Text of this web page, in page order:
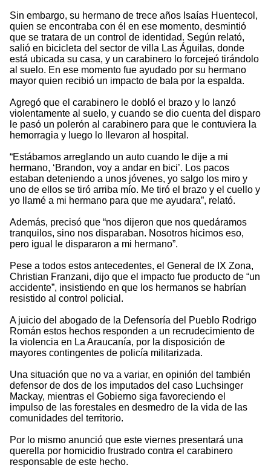
Sin embargo, su hermano de trece años Isaías Huentecol,
quien se encontraba con él en ese momento, desmintió
que se tratara de un control de identidad. Según relató,
salió en bicicleta del sector de villa Las Águilas, donde
está ubicada su casa, y un carabinero lo forcejeó tirándolo
al suelo. En ese momento fue ayudado por su hermano
mayor quien recibió un impacto de bala por la espalda.
Agregó que el carabinero le dobló el brazo y lo lanzó
violentamente al suelo, y cuando se dio cuenta del disparo
le pasó un polerón al carabinero para que le contuviera la
hemorragia y luego lo llevaron al hospital.
“Estábamos arreglando un auto cuando le dije a mi
hermano, ‘Brandon, voy a andar en bici’. Los pacos
estaban deteniendo a unos jóvenes, yo salgo los miro y
uno de ellos se tiró arriba mío. Me tiró el brazo y el cuello y
yo llamé a mi hermano para que me ayudara”, relató.
Además, precisó que “nos dijeron que nos quedáramos
tranquilos, sino nos disparaban. Nosotros hicimos eso,
pero igual le dispararon a mi hermano”.
Pese a todos estos antecedentes, el General de IX Zona,
Christian Franzani, dijo que el impacto fue producto de “un
accidente”, insistiendo en que los hermanos se habrían
resistido al control policial.
A juicio del abogado de la Defensoría del Pueblo Rodrigo
Román estos hechos responden a un recrudecimiento de
la violencia en La Araucanía, por la disposición de
mayores contingentes de policía militarizada.
Una situación que no va a variar, en opinión del también
defensor de dos de los imputados del caso Luchsinger
Mackay, mientras el Gobierno siga favoreciendo el
impulso de las forestales en desmedro de la vida de las
comunidades del territorio.
Por lo mismo anunció que este viernes presentará una
querella por homicidio frustrado contra el carabinero
responsable de este hecho.